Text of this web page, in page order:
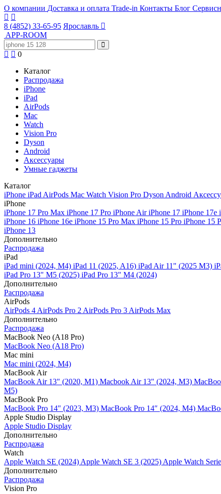
О компании Доставка и оплата Trade-in Контакты Блог
8 (4852) 33-65-95 Ярославль
APP-ROOM
0
Каталог
Распродажа
iPhone
iPad
AirPods
Mac
Watch
Vision Pro
Dyson
Android
Аксессуары
Умные гаджеты
Каталог
iPhone iPad AirPods Mac Watch Vision Pro Dyson Android
iPhone
iPhone 17 Pro Max iPhone 17 Pro iPhone AiriPhone 17 iPhone 17e
iPhone 16 iPhone 16e iPhone 15 Pro Max iPhone 15 Pro iPhone 15
iPhone 13
Дополнительно
Распродажа
iPad
iPad mini (2024, M4) iPad 11 (2025, A16) iPad Air 11" (2025 M3)
iPad Pro 13" M5 (2025) iPad Pro 13" M4 (2024)
Дополнительно
Распродажа
AirPods
AirPods 4 AirPods Pro 2 AirPods Pro 3 AirPods Max
Дополнительно
Распродажа
MacBook Neo (A18 Pro)
MacBook Neo (A18 Pro)
Mac mini
Mac mini (2024, M4)
MacBook Air
MacBook Air 13" (2020, M1) Macbook Air 13" (2024, M3)
M5)
MacBook Pro
MacBook Pro 14" (2023, M3) MacBook Pro 14″ (2024, M4)
Apple Studio Display
Apple Studio Display
Дополнительно
Распродажа
Watch
Apple Watch SE (2024) Apple Watch SE 3 (2025) Apple Watch
Дополнительно
Распродажа
Vision Pro